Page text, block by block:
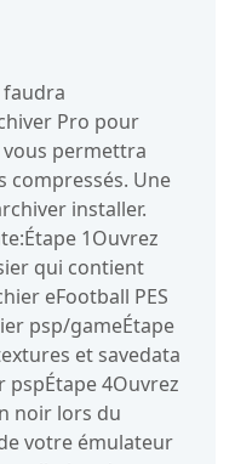
faudra
Pro pour
permettra
compressés. Une
installer.
1Ouvrez
qui contient
eFootball PES
psp/gameÉtape
et savedata
pspÉtape 4Ouvrez
noir lors du
votre émulateur